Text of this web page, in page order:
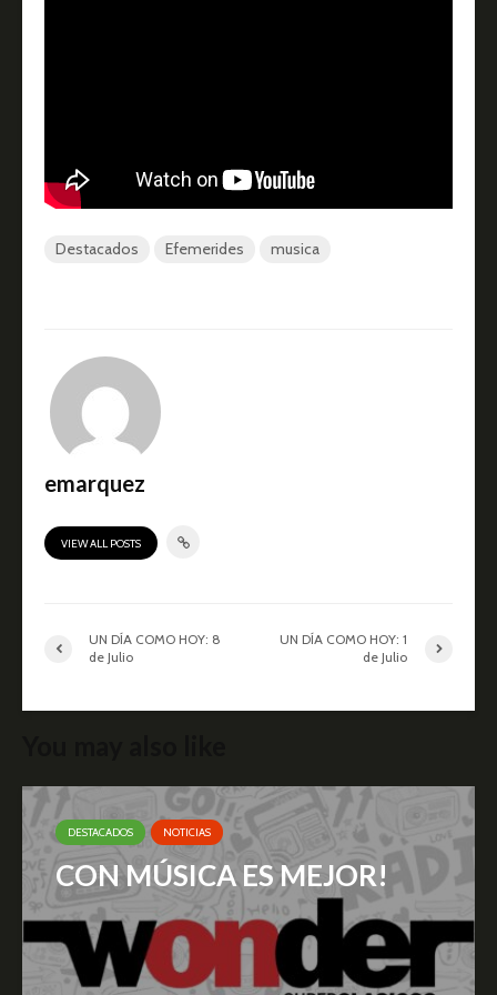
Destacados Efemerides musica
emarquez
VIEW ALL POSTS
UN DÍA COMO HOY: 8
de Julio
UN DÍA COMO HOY: 1
de Julio
DESTACADOS NOTICIAS
CON MÚSICA ES MEJOR!